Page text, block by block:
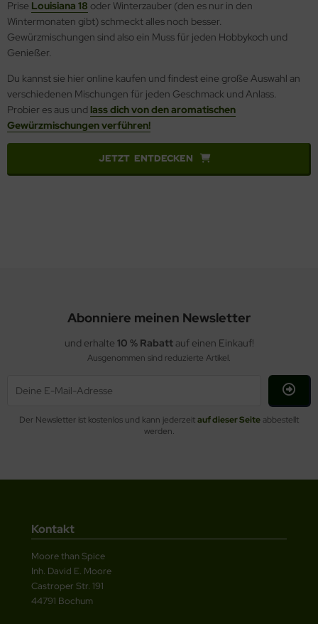
Prise Louisiana 18 oder Winterzauber (den es nur in den
Wintermonaten gibt) schmeckt alles noch besser.
Gewürzmischungen sind also ein Muss für jeden Hobbykoch und
Genießer.
Du kannst sie hier online kaufen und findest eine große Auswahl an
verschiedenen Mischungen für jeden Geschmack und Anlass.
Probier es aus und lass dich von den aromatischen
Gewürzmischungen verführen!
JETZT ENTDECKEN
Abonniere meinen Newsletter
und erhalte 10 % Rabattauf einen Einkauf!
Ausgenommen sind reduzierte Artikel.
Der Newsletter ist kostenlos und kann jederzeitauf dieser Seiteabbestellt
werden.
Kontakt
Moore than Spice
Inh. David E. Moore
Castroper Str. 191
44791 Bochum